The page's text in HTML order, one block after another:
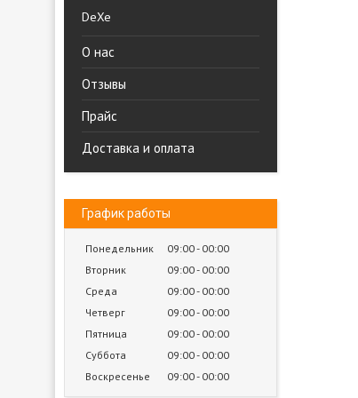
DeXe
О нас
Отзывы
Прайс
Доставка и оплата
График работы
Понедельник 09:00 00:00
Вторник
09:00 00:00
Среда
09:00 00:00
Четверг
09:00 00:00
Пятница
09:00 00:00
Суббота
09:00 00:00
Воскресенье
09:00 00:00